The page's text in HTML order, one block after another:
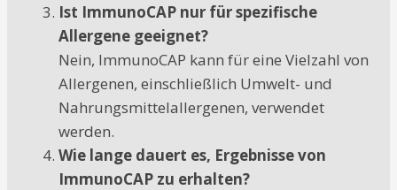
Ist ImmunoCAP nur für spezifische
Allergene geeignet?
Nein, ImmunoCAP kann für eine Vielzahl von
Allergenen, einschließlich Umwelt- und
Nahrungsmittelallergenen, verwendet
werden.
Wie lange dauert es, Ergebnisse von
ImmunoCAP zu erhalten?